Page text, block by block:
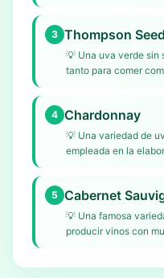
3 Thompson
💡 Una uva verde sin
tanto para comer
4 Chardonnay
💡 Una variedad de
empleada en la
5 Cabernet
💡 Una famosa
producir vinos con